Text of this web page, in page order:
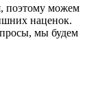
, поэтому можем
наценок.
мы будем